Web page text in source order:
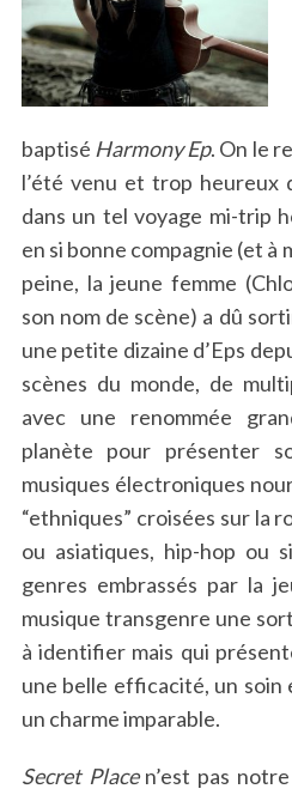
baptisé Harmony Ep. On le
l’été venu et trop heureux
dans un tel voyage mi-trip
en si bonne compagnie (et à
peine, la jeune femme
son nom de scène) a dû
une petite dizaine d’Eps
scènes du monde, de
avec une renommée
planète pour présenter
musiques électroniques
“ethniques” croisées sur la
ou asiatiques, hip-hop ou
genres embrassés par la
musique transgenre une
à identifier mais qui
une belle efficacité, un
un charme imparable.
Secret Placen’est pas